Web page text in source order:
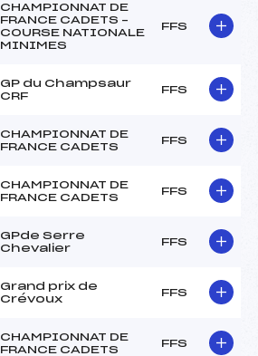
CHAMPIONNAT DE
FRANCE CADETS –
COURSE NATIONALE
MINIMES
FFS
GP du Champsaur
CRF
FFS
CHAMPIONNAT DE
FRANCE CADETS
FFS
CHAMPIONNAT DE
FRANCE CADETS
FFS
GPde Serre
Chevalier
FFS
Grand prix de
Crévoux
FFS
CHAMPIONNAT DE
FRANCE CADETS
FFS